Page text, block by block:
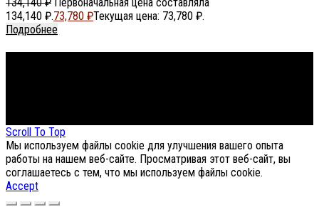
134,140 ₽.73,780 ₽Текущая цена: 73,780 ₽.
Подробнее
Scroll To Top
Мы используем файлы cookie для улучшения вашего опыта
работы на нашем веб-сайте. Просматривая этот веб-сайт, вы
соглашаетесь с тем, что мы используем файлы cookie.
Accept